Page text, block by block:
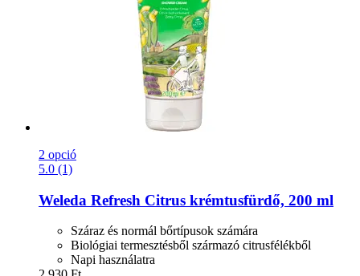
2 opció
5.0 (1)
Weleda Refresh Citrus krémtusfürdő, 200 ml
Száraz és normál bőrtípusok számára
Biológiai termesztésből származó citrusfélékből
Napi használatra